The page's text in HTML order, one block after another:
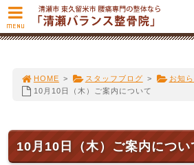
HOME > スタッフブログ > お知
10月10日（木）ご案内について
10月10日（木）ご案内につい
MENU